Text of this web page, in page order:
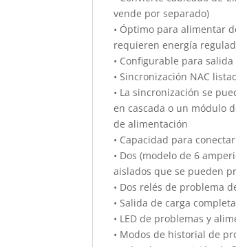
vende por separado)
• Óptimo para alimentar
requieren energía
• Configurable para
• Sincronización NAC
• La sincronización se
en cascada o un módulo
de alimentación
• Capacidad para
• Dos (modelo de 6
aislados que se pueden
• Dos relés de problema
• Salida de carga
• LED de problemas y
• Modos de historial de